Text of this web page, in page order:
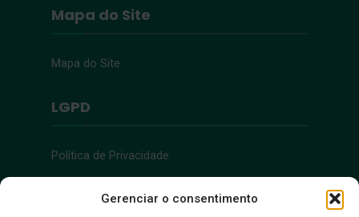
Gerenciar o consentimento
Mapa do Site
Mapa do Site
LGPD
Política de Privacidade
Acessibilidade